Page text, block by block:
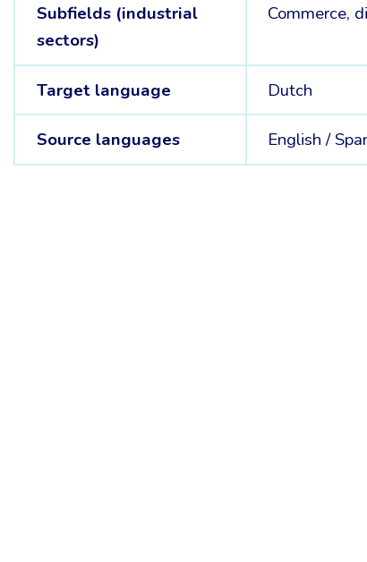
Subfields (industrial
sectors)
Commerce,
Target language Dutch
Source languages English /